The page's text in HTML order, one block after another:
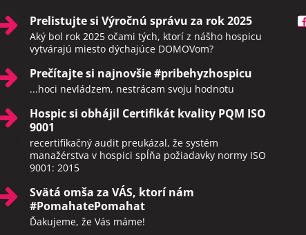
Prelistujte si Výročnú správu za rok 2025
Aký bol rok 2025 očami tých, ktorí z nášho hospicu
vytvárajú miesto dýchajúce DOMOVom?
Prečítajte si najnovšie #pribehyzhospicu
...hoci nevládzem, nestrácam svoju hodnotu
Hospic si obhájil Certifikát kvality PQM ISO
9001
recertifikačný audit preukázal, že systém
manažérstva v hospici spĺňa požiadavky normy ISO
9001: 2015
Svätá omša za VÁS, ktorí nám
#PomahatePomahat
Ďakujeme, že Vás máme!